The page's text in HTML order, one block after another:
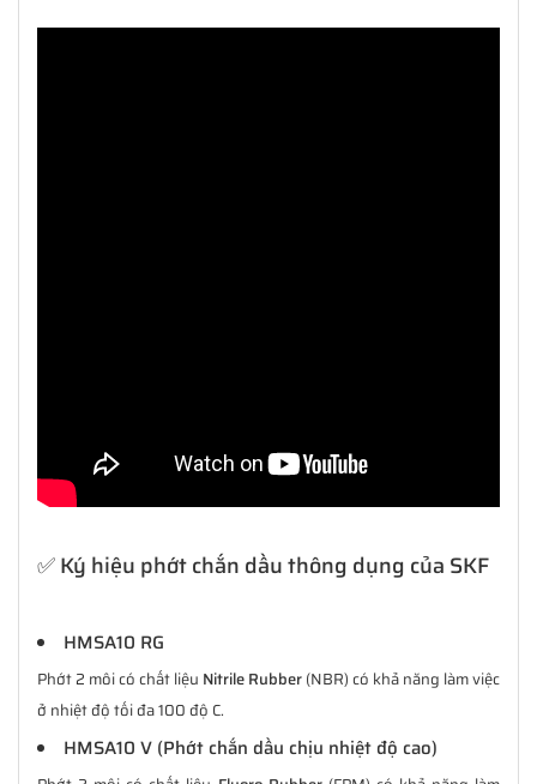
✅ Ký hiệu phớt chắn dầu thông dụng của SKF
HMSA10 RG
Phớt 2 môi có chất liệu Nitrile Rubber(NBR) có khả năng làm việc
ở nhiệt độ tối đa 100 độ C.
HMSA10 V (Phớt chắn dầu chịu nhiệt độ cao)